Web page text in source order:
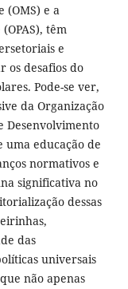
(OMS) e a
têm
e
os desafios do
Pode-se ver,
da Organização
Desenvolvimento
uma educação de
normativos e
significativa no
dessas
das
universais
não apenas